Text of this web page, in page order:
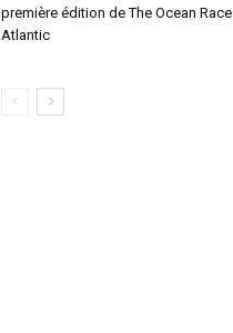
première édition de The Ocean Race
Atlantic